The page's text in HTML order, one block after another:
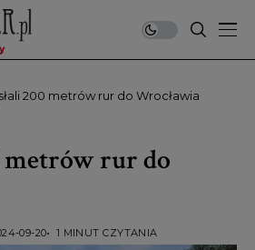
200 metrów rur do Wrocławia
metrów rur do
09-20 1 MINUT CZYTANIA